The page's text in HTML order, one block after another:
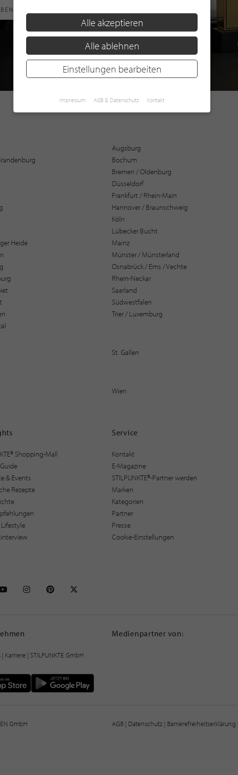
Augsburg
Bochum
Bremen / Oldenburg
Düsseldorf
Frankfurt / Rhein-Main
Hannover / Braunschweig
Köln
Lübecker Bucht
Heide
Mainz
Münster / Münsterland
Osnabrück / Ems / Vechte
Rhein-Neckar
Saarland
Südwestfalen
Trier / Luxemburg
St. Gallen
Wien
Shopping-Mall
& Events
Rezepte
Lifestyle
Service
Kontakt
E-Magazine
STILPUNKTE®-Partner werden
Marken
Kategorien
Partner
Presse
Cookie-Einstellungen
| Karriere | STILPUNKTE GmbH
Medienpartner von:
GmbH AGB | Datenschutz | Barrierefreiheitserklärung
Alle akzeptieren
Alle ablehnen
Einstellungen bearbeiten
Impressum AGB & Datenschutz Kontakt